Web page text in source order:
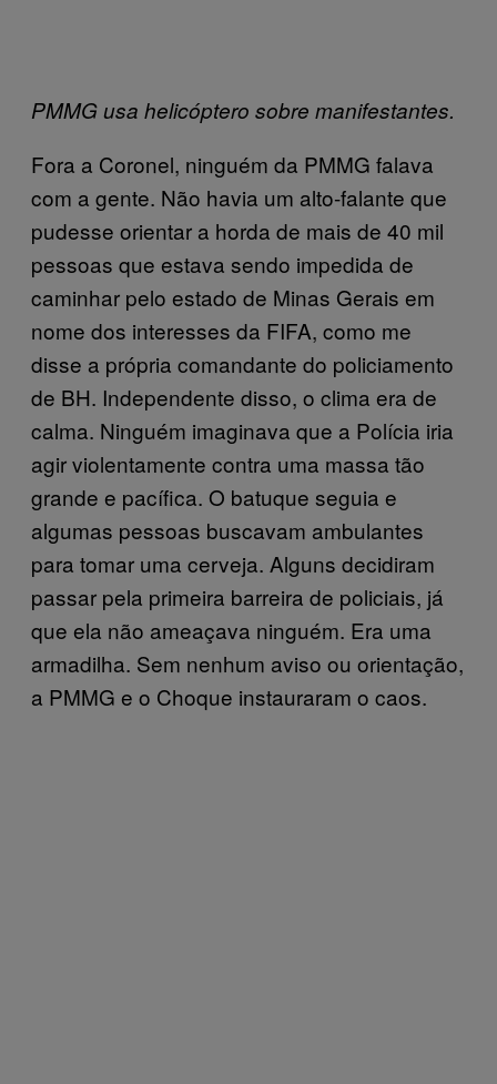
PMMG usa helicóptero sobre manifestantes.
Fora a Coronel, ninguém da PMMG falava
com a gente. Não havia um alto-falante que
pudesse orientar a horda de mais de 40 mil
pessoas que estava sendo impedida de
caminhar pelo estado de Minas Gerais em
nome dos interesses da FIFA, como me
disse a própria comandante do policiamento
de BH. Independente disso, o clima era de
calma. Ninguém imaginava que a Polícia iria
agir violentamente contra uma massa tão
grande e pacífica. O batuque seguia e
algumas pessoas buscavam ambulantes
para tomar uma cerveja. Alguns decidiram
passar pela primeira barreira de policiais, já
que ela não ameaçava ninguém. Era uma
armadilha. Sem nenhum aviso ou orientação,
a PMMG e o Choque instauraram o caos.